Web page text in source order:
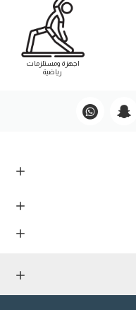
اجهزة ومستلزمات
رياضية